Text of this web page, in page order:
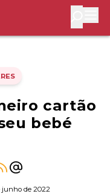
cartão
bebé
junho de 2022